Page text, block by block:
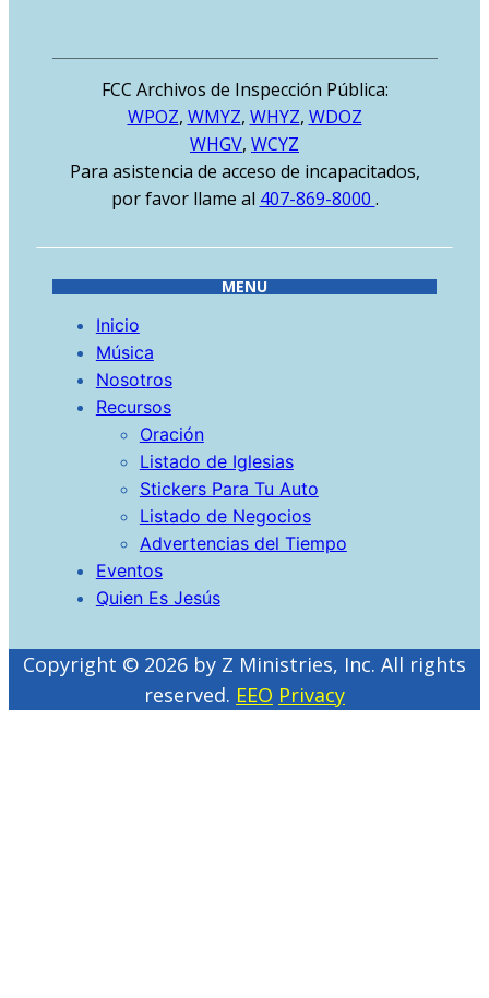
FCC Archivos de Inspección Pública:
WPOZ, WMYZ, WHYZ, WDOZ
WHGV, WCYZ
Para asistencia de acceso de incapacitados,
por favor llame al 407-869-8000 .
MENU
Inicio
Música
Nosotros
Recursos
Oración
Listado de Iglesias
Stickers Para Tu Auto
Listado de Negocios
Advertencias del Tiempo
Eventos
Quien Es Jesús
Copyright © 2026 by Z Ministries, Inc. All rights
reserved. EEO Privacy